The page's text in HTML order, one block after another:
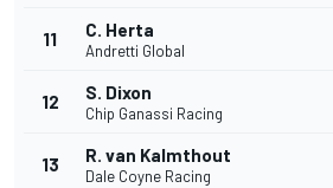
11 C. Herta
Andretti Global
12 S. Dixon
Chip Ganassi Racing
13 R. van Kalmthout
Dale Coyne Racing